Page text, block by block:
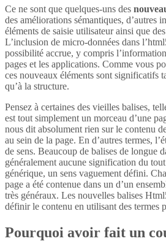
Ce ne sont que quelques-uns des
des améliorations sémantiques, d’autres
éléments de saisie utilisateur ainsi que
L’inclusion de micro-données dans
possibilité accrue, y compris
pages et les applications. Comme vous
ces nouveaux éléments sont significatifs
qu’à la structure.
Pensez à certaines des vieilles balises,
est tout simplement un morceau d’une
nous dit absolument rien sur le contenu
au sein de la page. En d’autres termes,
de sens. Beaucoup de balises de longue
généralement aucune signification du
générique, un sens vaguement défini.
page a été contenue dans un d’un
très généraux. Les nouvelles balises
définir le contenu en utilisant des termes
Pourquoi avoir fait un